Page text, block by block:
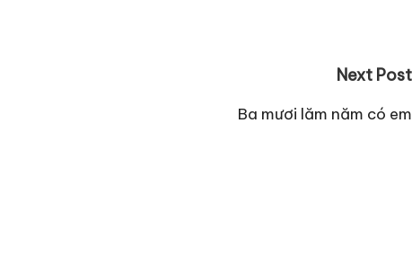
Next Post
Ba mươi lăm năm có em